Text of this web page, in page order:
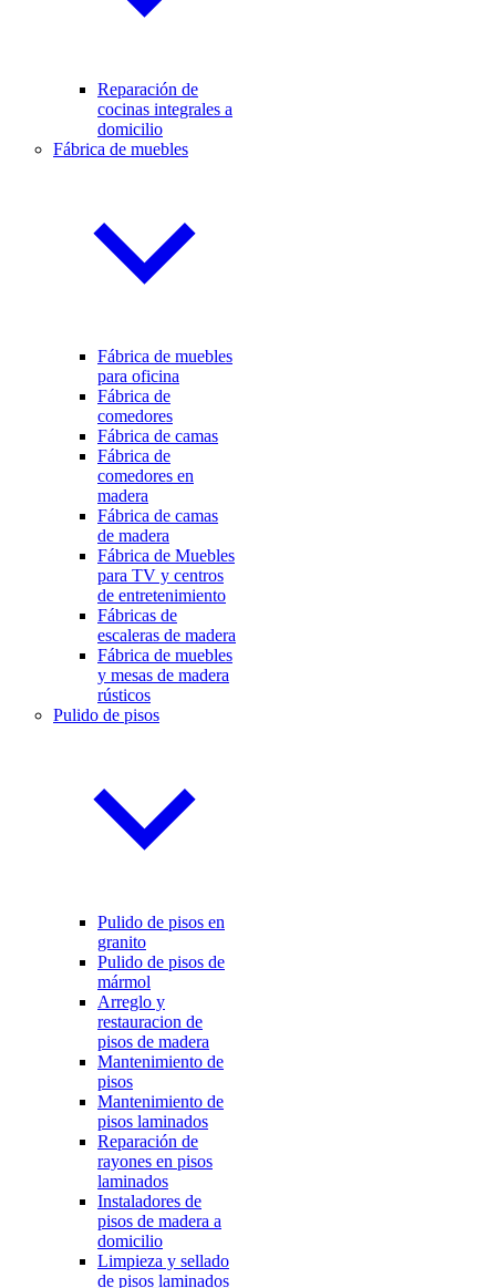
Reparación de
cocinas integrales a
domicilio
Fábrica de muebles
Fábrica de muebles
para oficina
Fábrica de
comedores
Fábrica de camas
Fábrica de
comedores en
madera
Fábrica de camas
de madera
Fábrica de Muebles
para TV y centros
de entretenimiento
Fábricas de
escaleras de madera
Fábrica de muebles
y mesas de madera
rústicos
Pulido de pisos
Pulido de pisos en
granito
Pulido de pisos de
mármol
Arreglo y
restauracion de
pisos de madera
Mantenimiento de
pisos
Mantenimiento de
pisos laminados
Reparación de
rayones en pisos
laminados
Instaladores de
pisos de madera a
domicilio
Limpieza y sellado
de pisos laminados